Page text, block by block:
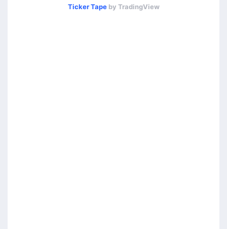
Ticker Tapeby TradingView